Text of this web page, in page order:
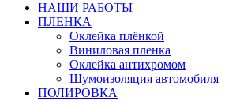
НАШИ РАБОТЫ
ПЛЕНКА
Оклейка плёнкой
Виниловая пленка
Оклейка антихромом
Шумоизоляция автомобиля
ПОЛИРОВКА